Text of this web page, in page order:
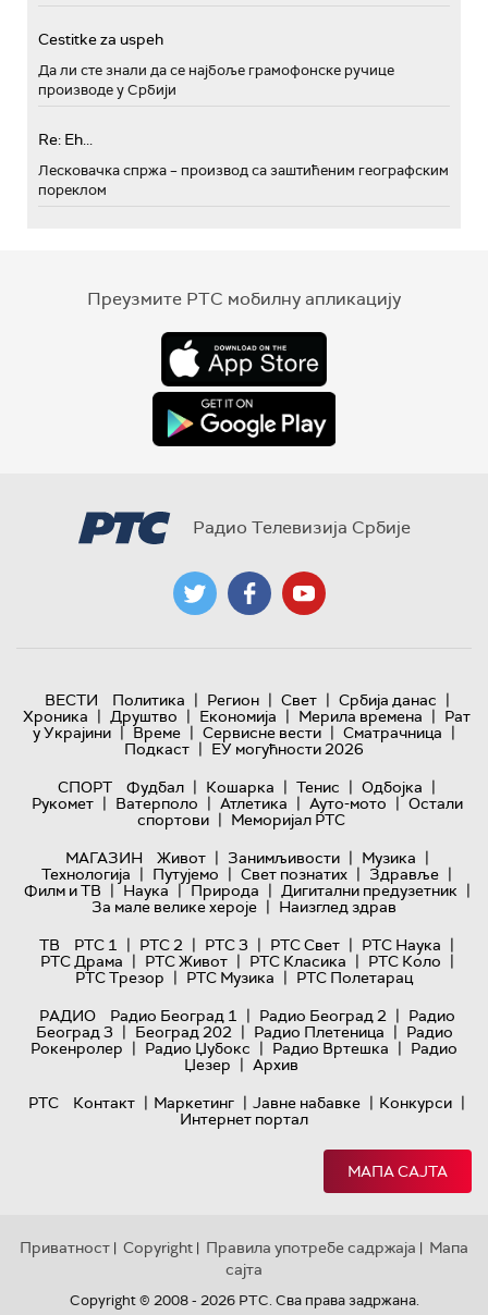
Cestitke za uspeh
Да ли сте знали да се најбоље грамофонске ручице
производе у Србији
Re: Eh...
Лесковачка спржа – производ са заштићеним географским
пореклом
Преузмите РТС мобилну апликацију
Радио Телевизија Србије
ВЕСТИ Политика | Регион | Свет | Србија данас |
Хроника | Друштво | Економија | Мерила времена | Рат
у Украјини | Време | Сервисне вести | Сматрачница |
Подкаст | ЕУ могућности 2026
СПОРТ
Фудбал | Кошарка | Тенис | Одбојка |
Рукомет | Ватерполо | Атлетика | Ауто-мото | Остали
спортови | Меморијал РТС
МАГАЗИН
Живот | Занимљивости | Музика |
Технологијa | Путујемо | Свет познатих | Здравље |
Филм и ТВ | Наука | Природа | Дигитални предузетник |
За мале велике хероје | Наизглед здрав
ТВ
РТС 1 | РТС 2 | РТС 3 | РТС Свет | РТС Наука |
РТС Драма | РТС Живот | РТС Класика | РТС Коло |
РТС Трезор | РТС Музика | РТС Полетарац
РАДИО
Радио Београд 1 | Радио Београд 2 | Радио
Београд 3 | Београд 202 | Радио Плетеница | Радио
Рокенролер | Радио Џубокс | Радио Вртешка | Радио
Џезер | Архив
РТС
Контакт | Маркетинг | Јавне набавке | Конкурси |
Интернет портал
МАПА САЈТА
Приватност | Copyright | Правила употребе садржаја | Мапа
сајта
Copyright © 2008 - 2026 РТС. Сва права задржана.